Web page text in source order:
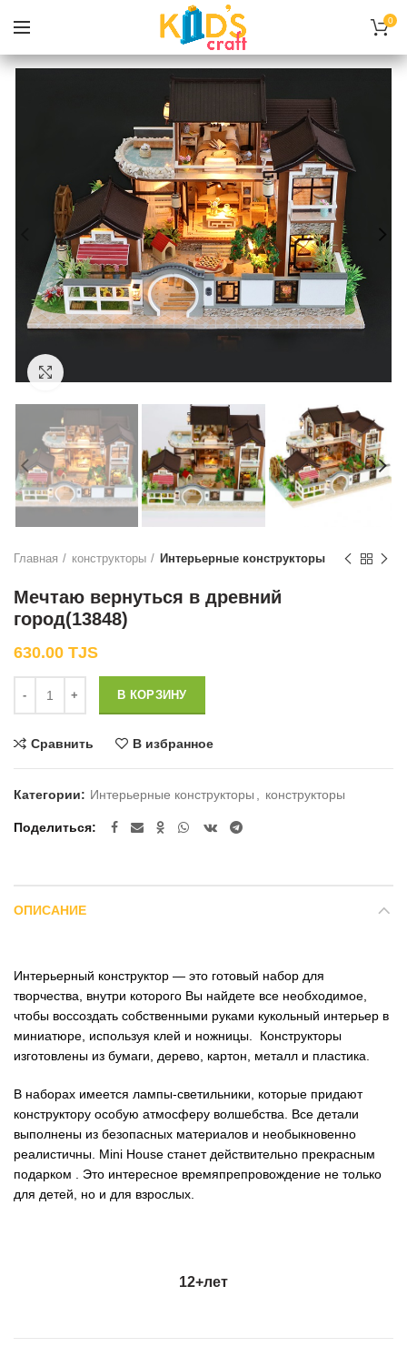
0
Главная конструкторы Интерьерные конструкторы
Мечтаю вернуться в древний
город(13848)
630.00 TJS
В КОРЗИНУ
Сравнить В избранное
Категории: Интерьерные конструкторы , конструкторы
Поделиться
ОПИСАНИЕ
Интерьерный конструктор — это готовый набор для
творчества, внутри которого Вы найдете все необходимое,
чтобы воссоздать собственными руками кукольный интерьер в
миниатюре, используя клей и ножницы. Конструкторы
изготовлены из бумаги, дерево, картон, металл и пластика.
В наборах имеется лампы-светильники, которые придают
конструктору особую атмосферу волшебства. Все детали
выполнены из безопасных материалов и необыкновенно
реалистичны. Mini House станет действительно прекрасным
подарком . Это интересное времяпрепровождение не только
для детей, но и для взрослых.
12+лет